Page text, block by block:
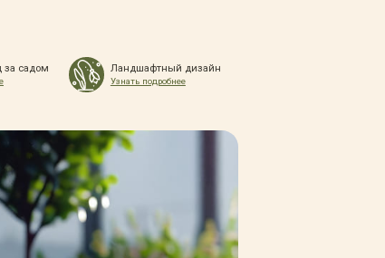
за садом Ландшафтный дизайн
Узнать подробнее